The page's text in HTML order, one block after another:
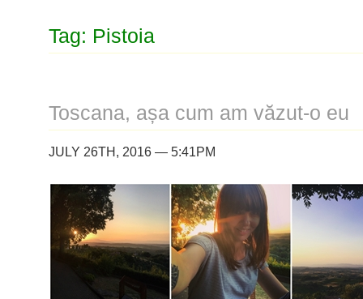
Tag: Pistoia
Toscana, așa cum am văzut-o eu
JULY 26TH, 2016 — 5:41PM